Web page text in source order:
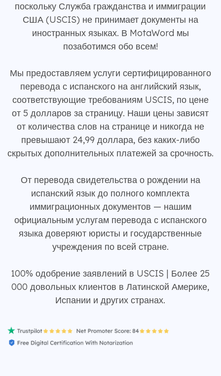
поскольку Служба гражданства и иммиграции
США (USCIS) не принимает документы на
иностранных языках. В MotaWord мы
позаботимся обо всем!
Мы предоставляем услуги сертифицированного
перевода с испанского на английский язык,
соответствующие требованиям USCIS, по цене
от 5 долларов за страницу. Наши цены зависят
от количества слов на странице и никогда не
превышают 24,99 доллара, без каких-либо
скрытых дополнительных платежей за срочность.
От перевода свидетельства о рождении на
испанский язык до полного комплекта
иммиграционных документов — нашим
официальным услугам перевода с испанского
языка доверяют юристы и государственные
учреждения по всей стране.
100% одобрение заявлений в USCIS | Более 25
000 довольных клиентов в Латинской Америке,
Испании и других странах.